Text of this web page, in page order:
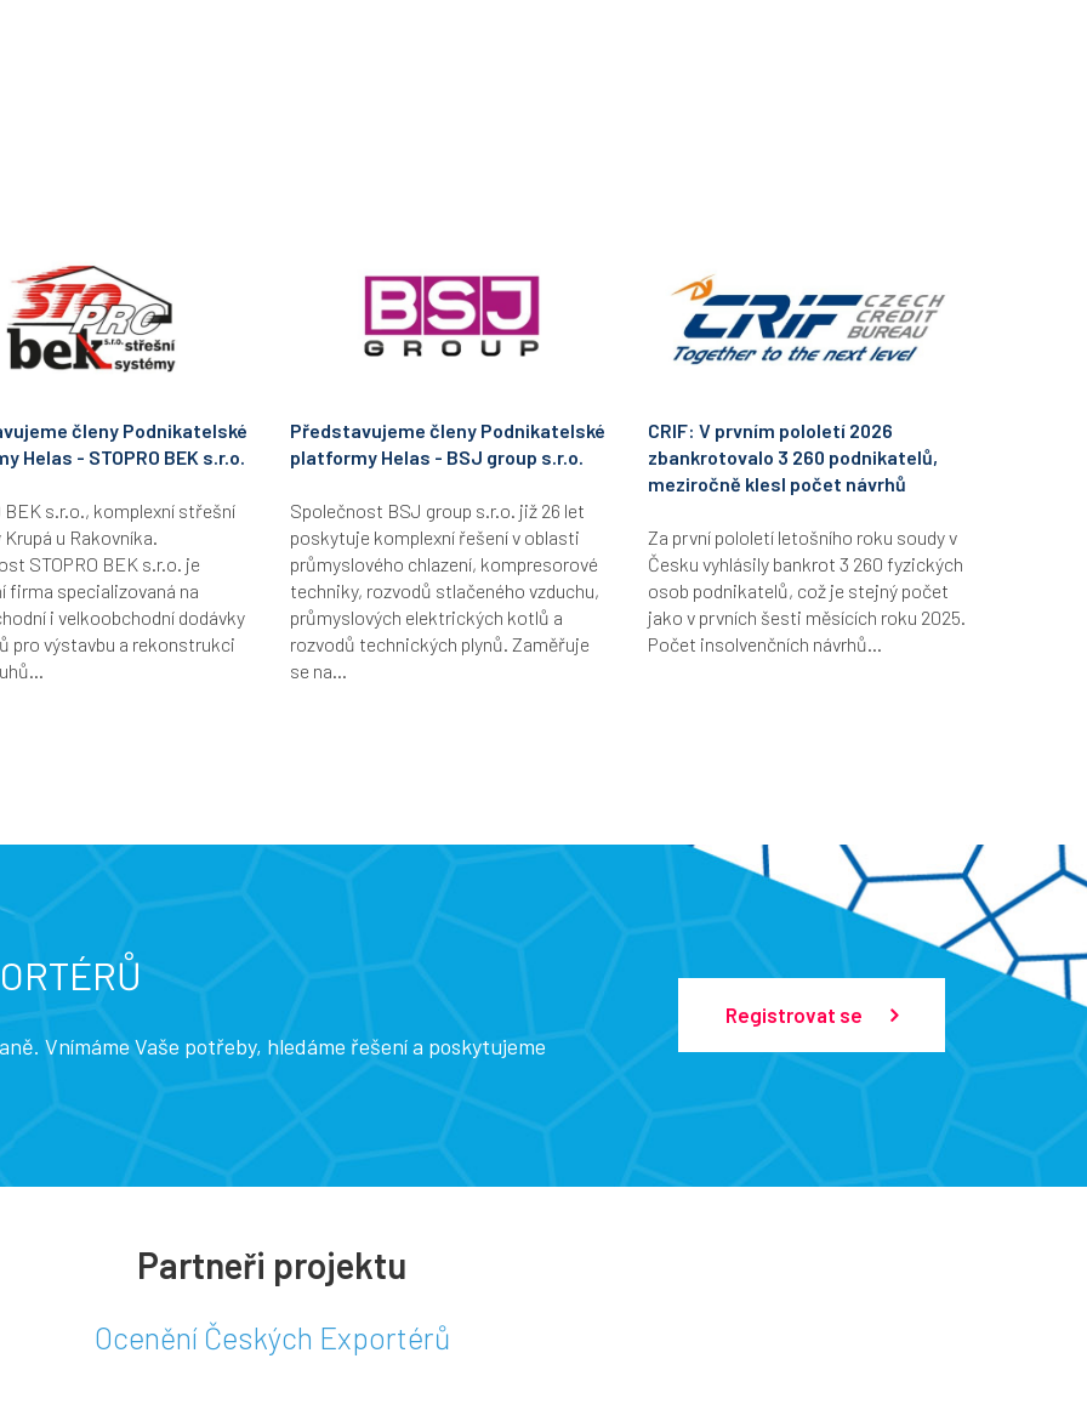
členy Podnikatelské
Helas - STOPRO BEK s.r.o.
BEK s.r.o., komplexní střešní
u Rakovníka.
STOPRO BEK s.r.o. je
firma specializovaná na
i velkoobchodní dodávky
pro výstavbu a rekonstrukci
Představujeme členy Podnikatelské
platformy Helas - BSJ group s.r.o.
Společnost BSJ group s.r.o. již 26 let
poskytuje komplexní řešení v oblasti
průmyslového chlazení, kompresorové
techniky, rozvodů stlačeného vzduchu,
průmyslových elektrických kotlů a
rozvodů technických plynů. Zaměřuje
se na...
CRIF: V prvním pololetí 2026
zbankrotovalo 3 260 podnikatelů,
meziročně klesl počet návrhů
Za první pololetí letošního roku soudy v
Česku vyhlásily bankrot 3 260 fyzických
osob podnikatelů, což je stejný počet
jako v prvních šesti měsících roku 2025.
Počet insolvenčních návrhů...
Vnímáme Vaše potřeby, hledáme řešení a poskytujeme
Registrovat se
Partneři projektu
Ocenění Českých Exportérů